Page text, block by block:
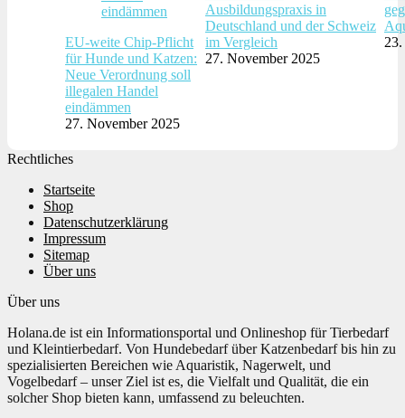
EU-weite Chip-Pflicht
für Hunde und Katzen:
Neue Verordnung soll
illegalen Handel
eindämmen
27. November 2025
Ausbildungspraxis in
Deutschland und der Schweiz
im Vergleich
27. November 2025
Rechtliches
Startseite
Shop
Datenschutzerklärung
Impressum
Sitemap
Über uns
Über uns
Holana.de ist ein Informationsportal und Onlineshop für Tierbedarf
und Kleintierbedarf. Von Hundebedarf über Katzenbedarf bis hin zu
spezialisierten Bereichen wie Aquaristik, Nagerwelt, und
Vogelbedarf – unser Ziel ist es, die Vielfalt und Qualität, die ein
solcher Shop bieten kann, umfassend zu beleuchten.